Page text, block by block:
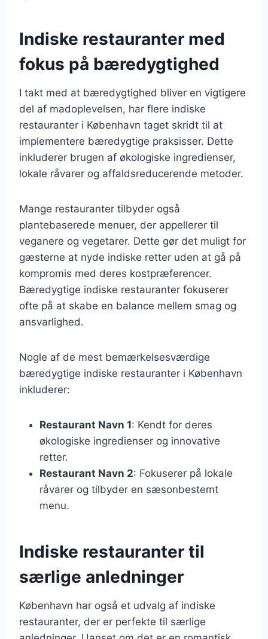
Indiske restauranter med
fokus på bæredygtighed
I takt med at bæredygtighed bliver en vigtigere
del af madoplevelsen, har flere indiske
restauranter i København taget skridt til at
implementere bæredygtige praksisser. Dette
inkluderer brugen af økologiske ingredienser,
lokale råvarer og affaldsreducerende metoder.
Mange restauranter tilbyder også
plantebaserede menuer, der appellerer til
veganere og vegetarer. Dette gør det muligt for
gæsterne at nyde indiske retter uden at gå på
kompromis med deres kostpræferencer.
Bæredygtige indiske restauranter fokuserer
ofte på at skabe en balance mellem smag og
ansvarlighed.
Nogle af de mest bemærkelsesværdige
bæredygtige indiske restauranter i København
inkluderer:
Restaurant Navn 1: Kendt for deres
økologiske ingredienser og innovative
retter.
Restaurant Navn 2: Fokuserer på lokale
råvarer og tilbyder en sæsonbestemt
menu.
Indiske restauranter til
særlige anledninger
København har også et udvalg af indiske
restauranter, der er perfekte til særlige